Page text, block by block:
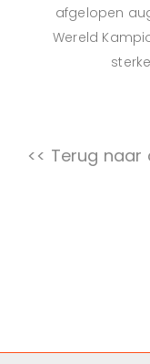
afgelopen
Wereld
<< Terug naar